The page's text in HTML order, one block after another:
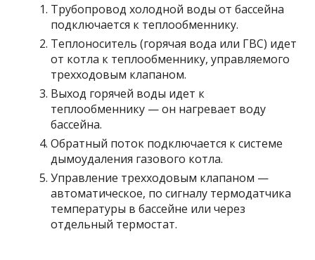
Трубопровод холодной воды от бассейна
подключается к теплообменнику.
Теплоноситель (горячая вода или ГВС) идет
от котла к теплообменнику, управляемого
трехходовым клапаном.
Выход горячей воды идет к
теплообменнику — он нагревает воду
бассейна.
Обратный поток подключается к системе
дымоудаления газового котла.
Управление трехходовым клапаном —
автоматическое, по сигналу термодатчика
температуры в бассейне или через
отдельный термостат.